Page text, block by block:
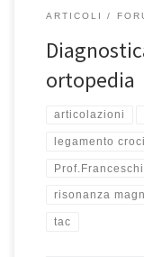
ARTICOLI
ortopedia
articolazioni
legamento
risonanza
tac